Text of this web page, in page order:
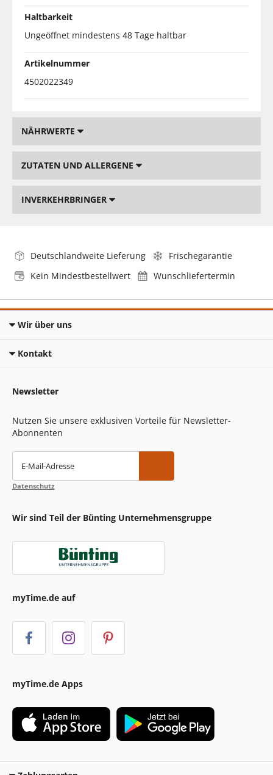
Haltbarkeit
Ungeöffnet mindestens 48 Tage haltbar
Artikelnummer
4502022349
NÄHRWERTE
ZUTATEN UND ALLERGENE
INVERKEHRBRINGER
Deutschlandweite Lieferung
Frischegarantie
Kein Mindestbestellwert
Wunschliefertermin
Wir über uns
Kontakt
Newsletter
Nutzen Sie unsere exklusiven Vorteile für Newsletter-
Abonnenten
E-Mail-Adresse
Datenschutz
Wir sind Teil der Bünting Unternehmensgruppe
myTime.de auf
myTime.de Apps